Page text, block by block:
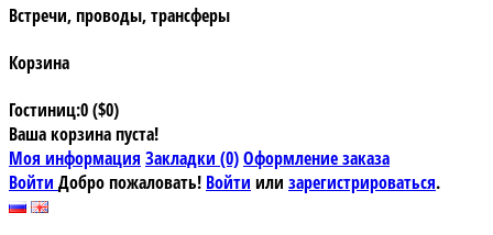
Встречи, проводы, трансферы
Корзина
Гостиниц:0 ($0)
Ваша корзина пуста!
Моя информация Закладки (0)Оформление заказа
Войти Добро пожаловать! Войти или зарегистрироваться.